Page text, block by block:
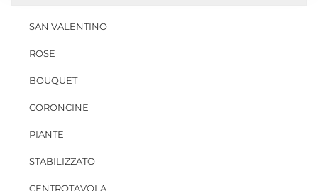
SAN VALENTINO
ROSE
BOUQUET
CORONCINE
PIANTE
STABILIZZATO
CENTROTAVOLA